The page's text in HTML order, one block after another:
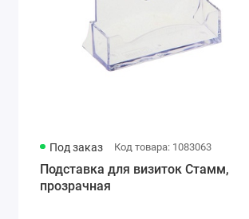
Под заказ Код товара: 1083063
Подставка для визиток Стамм,
прозрачная